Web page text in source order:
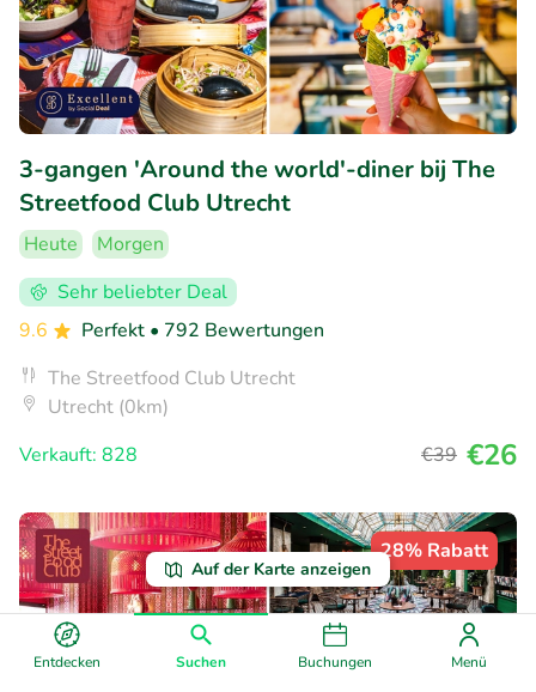
Entdecken Suchen Buchungen Menü
Auf der Karte anzeigen
3-gangen 'Around the world'-diner bij The
Streetfood Club Utrecht
Heute
Morgen
Sehr beliebter Deal
9.6
Perfekt • 792 Bewertungen
The Streetfood Club Utrecht
Utrecht (0km)
Verkauft: 828
€39 €26
28% Rabatt